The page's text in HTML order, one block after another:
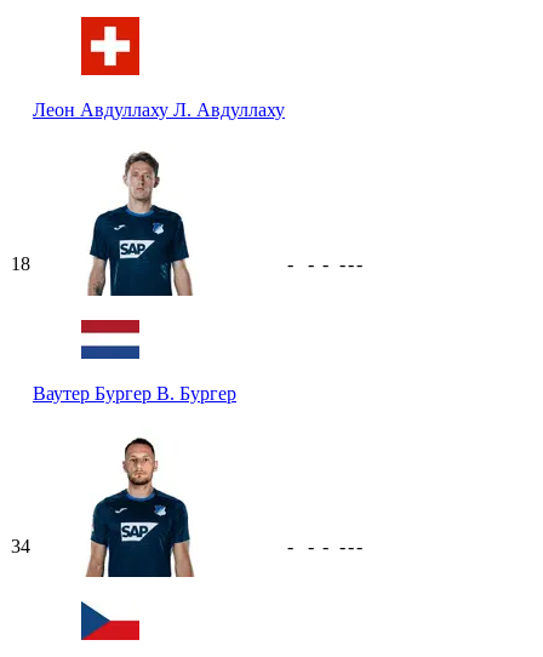
Леон Авдуллаху Л. Авдуллаху
18
Ваутер Бургер В. Бургер
- - - ---
34 - - - ---